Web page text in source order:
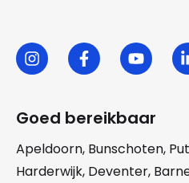
Goed bereikbaar
Apeldoorn, Bunschoten,
Harderwijk, Deventer,